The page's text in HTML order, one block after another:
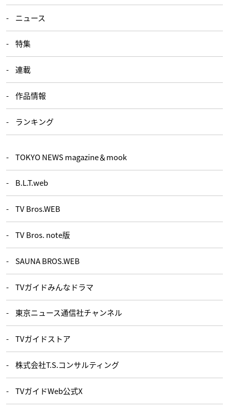
ニュース
特集
連載
作品情報
ランキング
TOKYO NEWS magazine＆mook
B.L.T.web
TV Bros.WEB
TV Bros. note版
SAUNA BROS.WEB
TVガイドみんなドラマ
東京ニュース通信社チャンネル
TVガイドストア
株式会社T.S.コンサルティング
TVガイドWeb公式X